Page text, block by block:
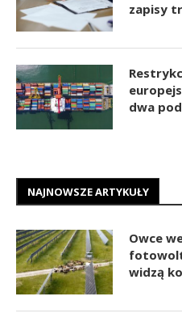
zapisy
dwa
NAJNOWSZE ARTYKUŁY
Owce
widzą